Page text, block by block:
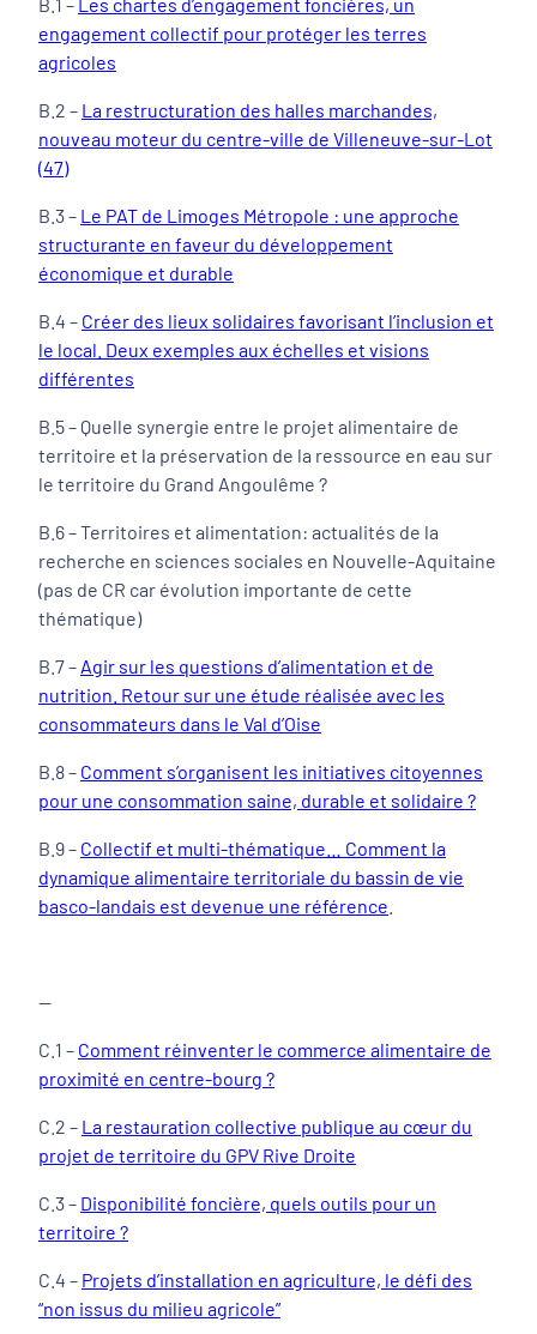
engagement collectif pour protéger les terres
agricoles
B.2 – La restructuration des halles marchandes,
nouveau moteur du centre-ville de Villeneuve-sur-Lot
(47)
B.3 – Le PAT de Limoges Métropole : une approche
structurante en faveur du développement
économique et durable
B.4 – Créer des lieux solidaires favorisant l’inclusion et
le local. Deux exemples aux échelles et visions
différentes
B.5 – Quelle synergie entre le projet alimentaire de
territoire et la préservation de la ressource en eau sur
le territoire du Grand Angoulême ?
B.6 – Territoires et alimentation: actualités de la
recherche en sciences sociales en Nouvelle-Aquitaine
(pas de CR car évolution importante de cette
thématique)
B.7 – Agir sur les questions d’alimentation et de
nutrition. Retour sur une étude réalisée avec les
consommateurs dans le Val d’Oise
B.8 – Comment s’organisent les initiatives citoyennes
pour une consommation saine, durable et solidaire ?
B.9 – Collectif et multi-thématique… Comment la
dynamique alimentaire territoriale du bassin de vie
basco-landais est devenue une référence
—
C.1 – Comment réinventer le commerce alimentaire de
proximité en centre-bourg ?
C.2 – La restauration collective publique au cœur du
projet de territoire du GPV Rive Droite
C.3 – Disponibilité foncière, quels outils pour un
territoire ?
C.4 – Projets d’installation en agriculture, le défi des
“non issus du milieu agricole”